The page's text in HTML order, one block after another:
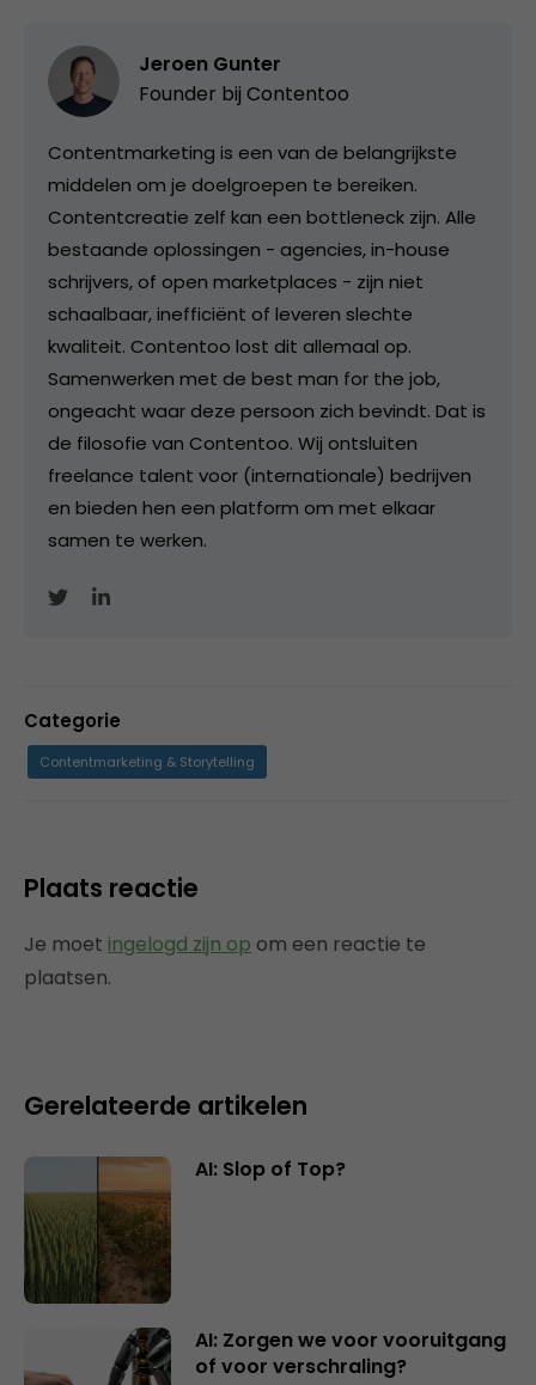
Jeroen Gunter
Founder bij Contentoo
Contentmarketing is een van de belangrijkste
middelen om je doelgroepen te bereiken.
Contentcreatie zelf kan een bottleneck zijn. Alle
bestaande oplossingen - agencies, in-house
schrijvers, of open marketplaces - zijn niet
schaalbaar, inefficiënt of leveren slechte
kwaliteit. Contentoo lost dit allemaal op.
Samenwerken met de best man for the job,
ongeacht waar deze persoon zich bevindt. Dat is
de filosofie van Contentoo. Wij ontsluiten
freelance talent voor (internationale) bedrijven
en bieden hen een platform om met elkaar
samen te werken.
Categorie
Contentmarketing & Storytelling
Plaats reactie
Je moet ingelogd zijn op om een reactie te
plaatsen.
Gerelateerde artikelen
AI: Slop of Top?
AI: Zorgen we voor vooruitgang
of voor verschraling?